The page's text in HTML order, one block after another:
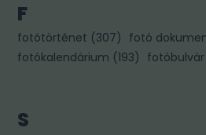
F
fotótörténet (307) fotó
fotókalendárium (193) fotóbulvár
S